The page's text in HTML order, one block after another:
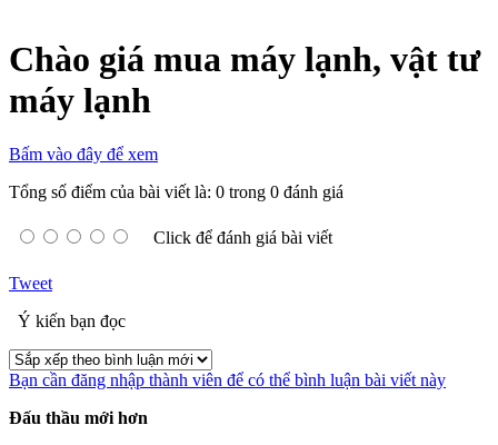
Chào giá mua máy lạnh, vật tư
máy lạnh
Bấm vào đây để xem
Tổng số điểm của bài viết là: 0 trong 0 đánh giá
Click để đánh giá bài viết
Tweet
Ý kiến bạn đọc
Bạn cần đăng nhập thành viên để có thể bình luận bài viết này
Đấu thầu mới hơn